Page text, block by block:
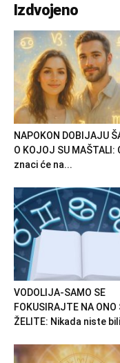
Izdvojeno
NAPOKON DOBIJAJU
O KOJOJ SU MAŠTALI:
znaci će na...
VODOLIJA-SAMO SE
FOKUSIRAJTE NA ONO
ŽELITE: Nikada niste